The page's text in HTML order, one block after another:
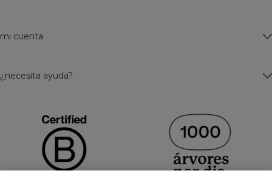
mi cuenta
¿necesita ayuda?